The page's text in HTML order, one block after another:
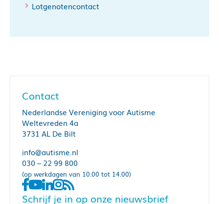
Lotgenotencontact
Contact
Nederlandse Vereniging voor Autisme
Weltevreden 4a
3731 AL De Bilt
info@autisme.nl
030 – 22 99 800
(op werkdagen van 10.00 tot 14.00)
Schrijf je in op onze nieuwsbrief